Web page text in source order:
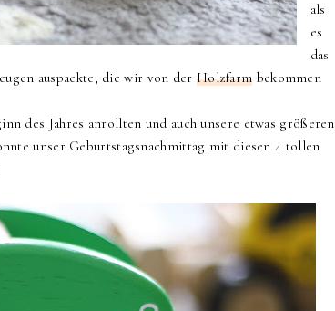
als
es
das
auspackte, die wir von der Holzfarm bekommen
des Jahres anrollten und auch unsere etwas größeren
unser Geburtstagsnachmittag mit diesen 4 tollen